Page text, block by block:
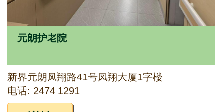
元朗护老院
新界元朗凤翔路41号凤翔大厦1字楼
电话: 2474 1291